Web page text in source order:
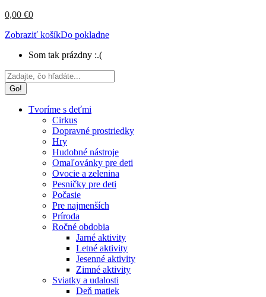
0,00 €0
Zobraziť košíkDo pokladne
Som tak prázdny :.(
Search:
Tvoríme s deťmi
Cirkus
Dopravné prostriedky
Hry
Hudobné nástroje
Omaľovánky pre deti
Ovocie a zelenina
Pesničky pre deti
Počasie
Pre najmenších
Príroda
Ročné obdobia
Jarné aktivity
Letné aktivity
Jesenné aktivity
Zimné aktivity
Sviatky a udalosti
Deň matiek